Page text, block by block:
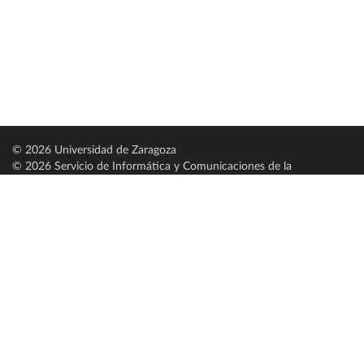
© 2026 Universidad de Zaragoza
© 2026 Servicio de Informática y Comunicaciones de la